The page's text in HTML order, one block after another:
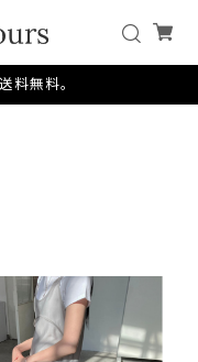
料無料。